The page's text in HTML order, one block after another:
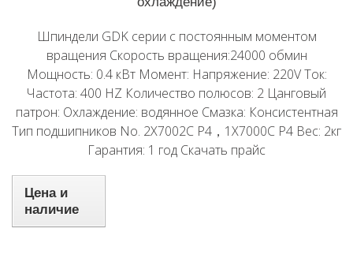
Шпиндели GDK серии с постоянным моментом
вращения Скорость вращения:24000 обмин
Мощность: 0.4 кВт Момент: Напряжение: 220V Ток:
Частота: 400 HZ Количество полюсов: 2 Цанговый
патрон: Охлаждение: водянное Смазка: Консистентная
Тип подшипников No. 2X7002C P4，1X7000C P4 Вес: 2кг
Гарантия: 1 год Скачать прайс
Цена и
наличие